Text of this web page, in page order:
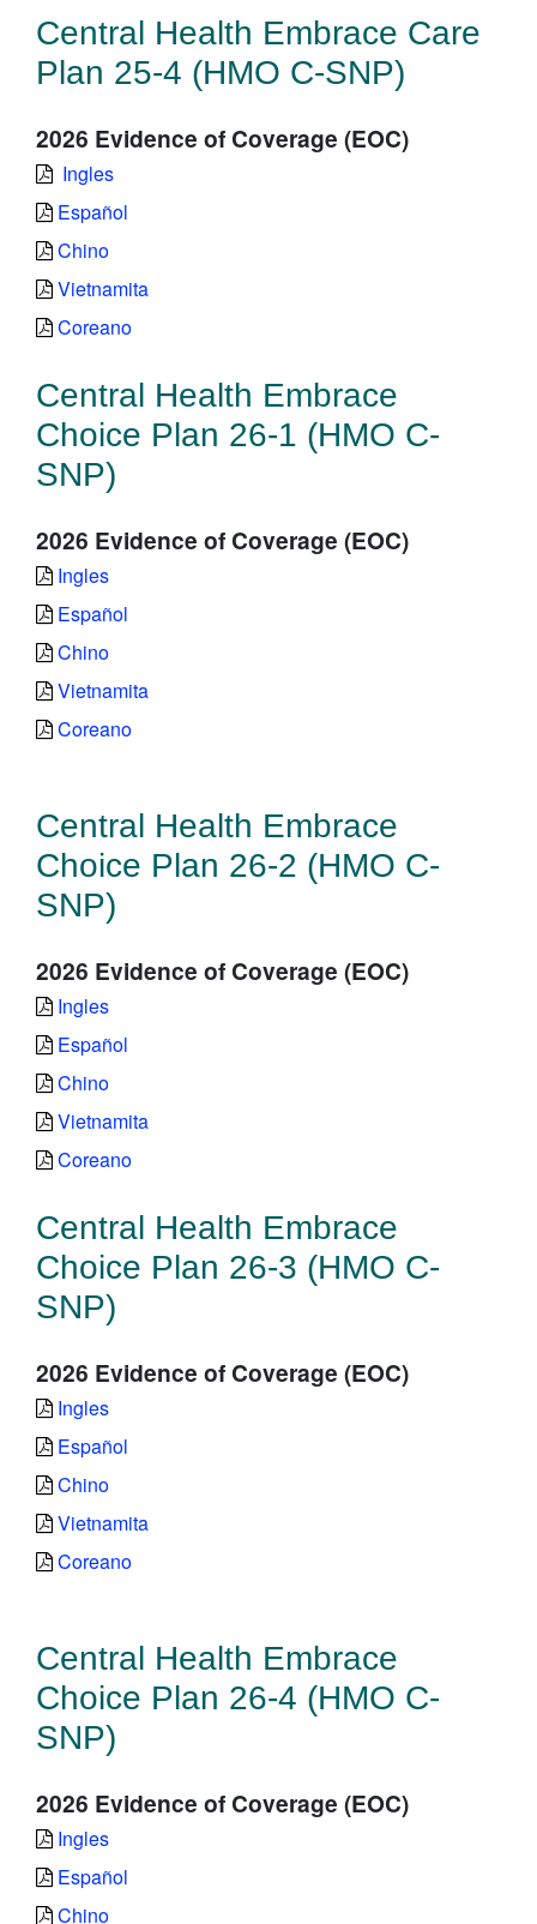
Central Health Embrace Care
Plan 25-4 (HMO C-SNP)
2026 Evidence of Coverage (EOC)
Ingles
Español
Chino
Vietnamita
Coreano
Central Health Embrace
Choice Plan 26-1 (HMO C-
SNP)
2026 Evidence of Coverage (EOC)
Ingles
Español
Chino
Vietnamita
Coreano
Central Health Embrace
Choice Plan 26-2 (HMO C-
SNP)
2026 Evidence of Coverage (EOC)
Ingles
Español
Chino
Vietnamita
Coreano
Central Health Embrace
Choice Plan 26-3 (HMO C-
SNP)
2026 Evidence of Coverage (EOC)
Ingles
Español
Chino
Vietnamita
Coreano
Central Health Embrace
Choice Plan 26-4 (HMO C-
SNP)
2026 Evidence of Coverage (EOC)
Ingles
Español
Chino